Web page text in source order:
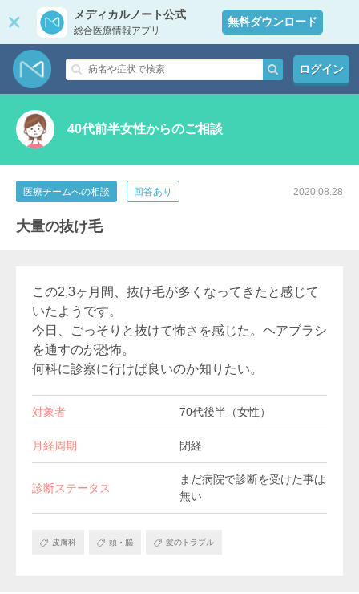
メディカルノート公式
総合医療情報アプリ
無料ダウンロード
ログイン
40代前半女性からのご相談
医療チームへの相談 回答あり 2020.08.28
大量の抜け毛
この2,3ヶ月間、抜け毛が多くなってきたと感じて
いたようです。
今日、ごっそりと抜けて怖さを感じた。ヘアブラシ
を通すのが恐怖。
何科に診察に行けば良いのか知りたい。
対象者 70代後半（女性）
月経周期 閉経
診断ステータス
まだ病院で診断を受けた事は
無い
皮膚科 頭・脳 髪のトラブル